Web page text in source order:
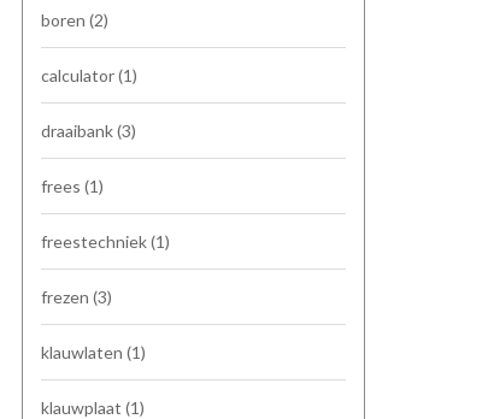
boren (2)
calculator(1)
draaibank(3)
frees (1)
freestechniek(1)
frezen (3)
klauwlaten (1)
klauwplaat (1)